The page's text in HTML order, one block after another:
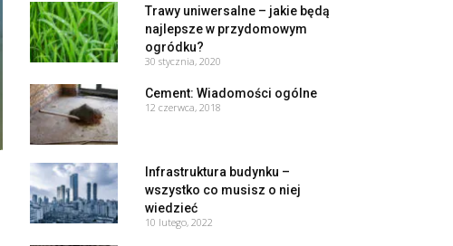
Trawy uniwersalne – jakie będą
najlepsze w przydomowym
ogródku?
30 stycznia, 2020
Cement: Wiadomości ogólne
12 czerwca, 2018
Infrastruktura budynku –
wszystko co musisz o niej
wiedzieć
10 lutego, 2022